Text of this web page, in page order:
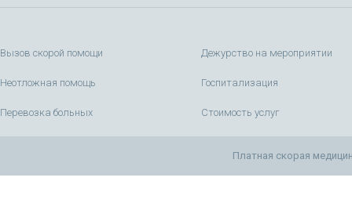
Вызов скорой помощи
Неотложная помощь
Перевозка больных
Дежурство на мероприятии
Госпитализация
Стоимость услуг
Платная скорая